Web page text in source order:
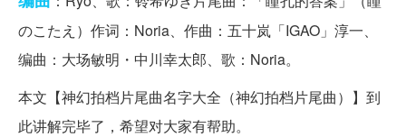
のこたえ）作词：Noria、作曲：五十岚「IGAO」淳一、
编曲：大场敏明・中川幸太郎、歌：Noria。
本文【神幻拍档片尾曲名字大全（神幻拍档片尾曲）】到
此讲解完毕了，希望对大家有帮助。